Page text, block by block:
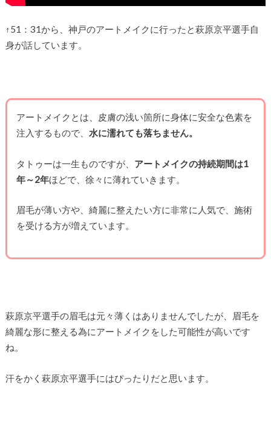
↑51：31から、神戸のアートメイクに行ったと萩原京平選手自
身が話しています。
アートメイクとは、皮膚の浅い箇所に身体に安全な色素を
注入するもので、 水に濡れても落ちません。
タトゥーは一生ものですが、 アートメイクの持続期間は1
年～2年ほどで、徐々に薄れていきます。
眉毛が薄い方や、綺麗に整えたい方に非常に人気で、施術
を受ける方が増えています。
萩原京平選手の眉毛は元々薄くはありませんでしたが、眉毛を
綺麗な形に整える為にアートメイクをした可能性が高いです
ね。
汗をかく萩原京平選手にはぴったりだと思います。